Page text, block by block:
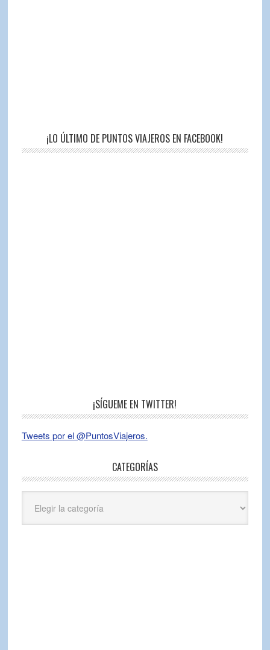
¡LO ÚLTIMO DE PUNTOS VIAJEROS EN FACEBOOK!
¡SÍGUEME EN TWITTER!
Tweets por el @PuntosViajeros.
CATEGORÍAS